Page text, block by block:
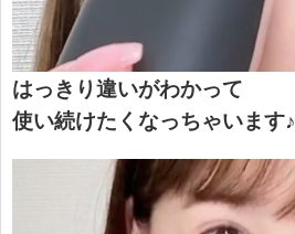
はっきり違いがわかって
使い続けたくなっちゃいます♪